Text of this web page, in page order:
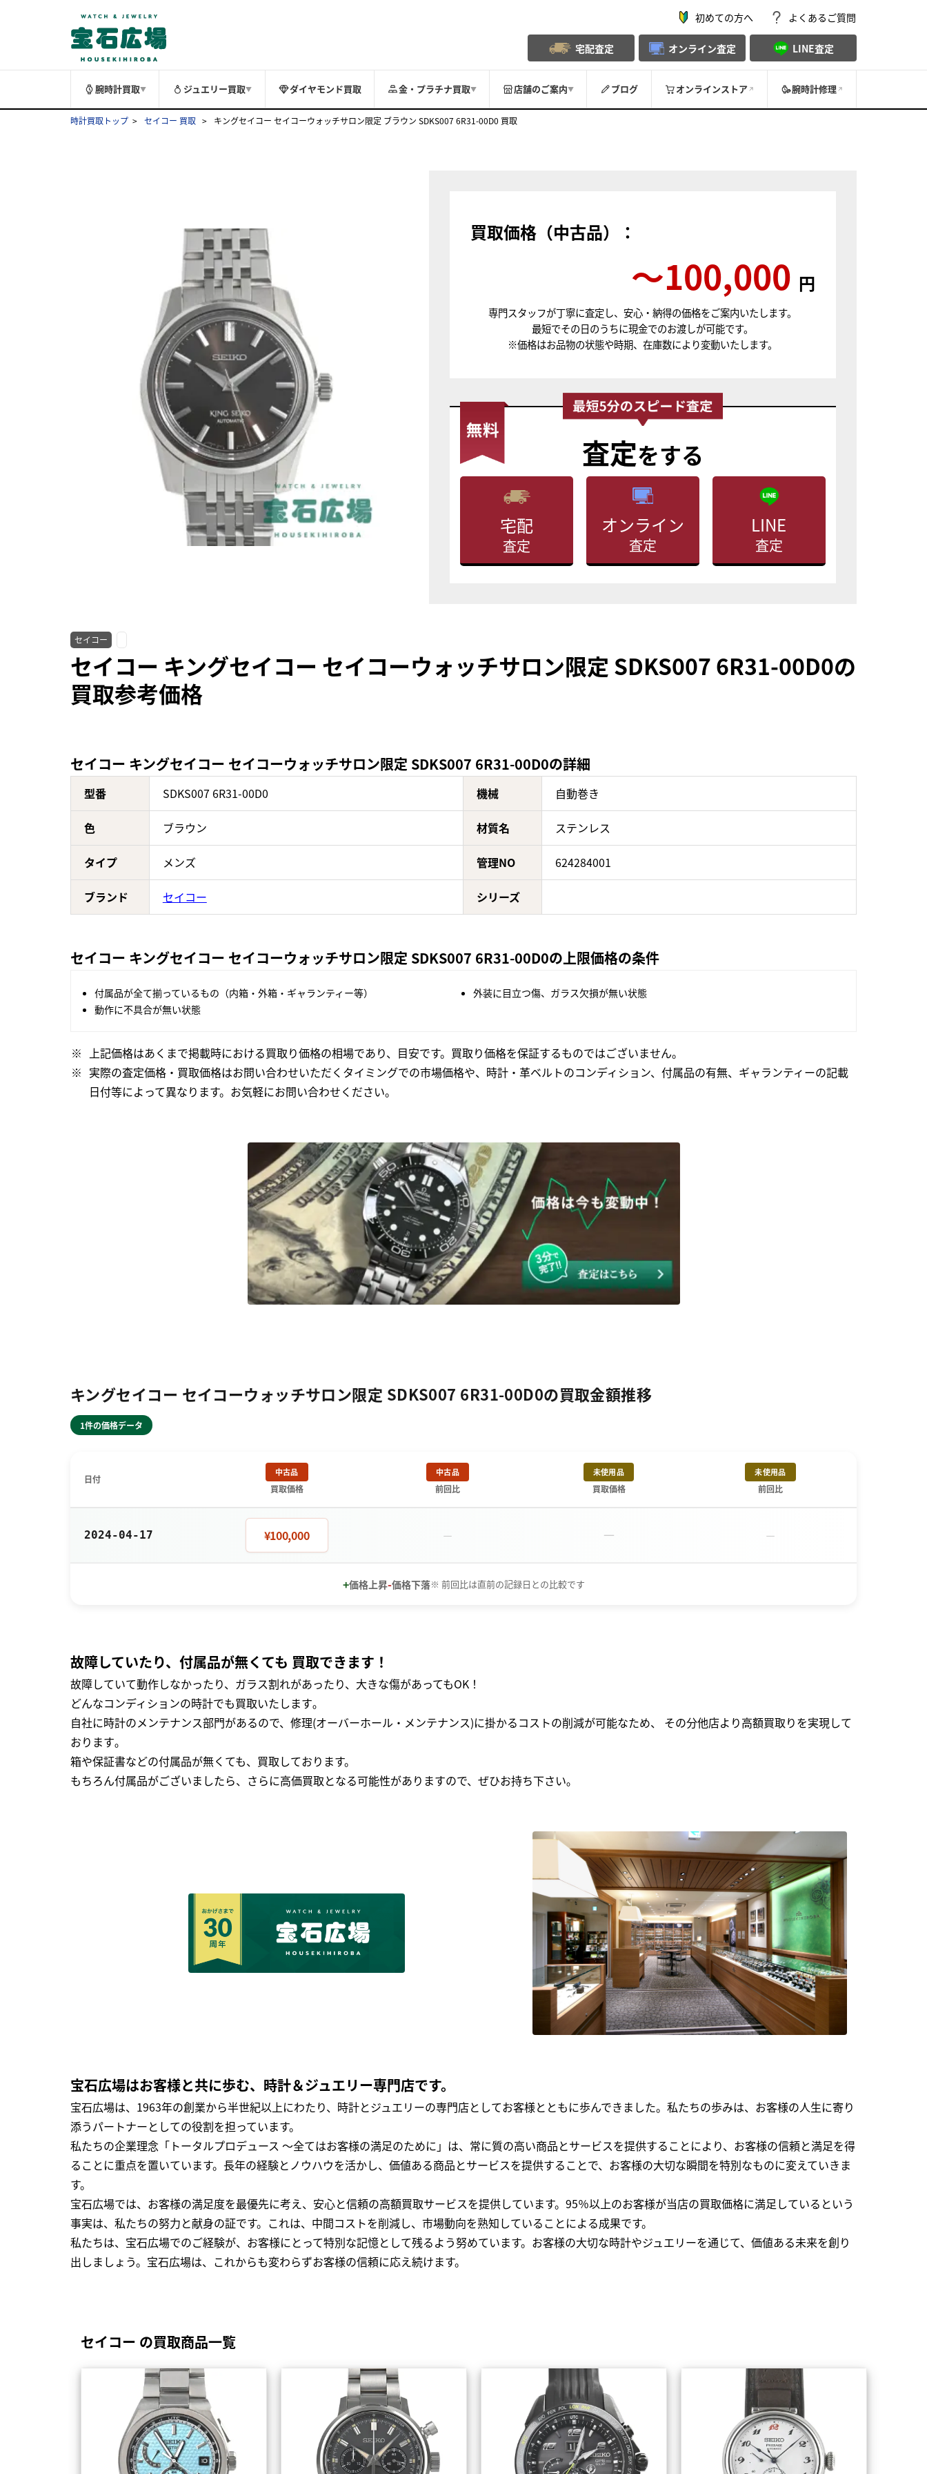
初めての方へ よくあるご質問
宅配査定 オンライン査定 LINE査定
腕時計買取▼ ジュエリー買取▼ ダイヤモンド買取 金・プラチナ買取▼ 店舗のご案内▼ ブログ オンラインストア 腕時計修理
時計買取トップ セイコー 買取 キングセイコー セイコーウォッチサロン限定 ブラウン SDKS007 6R31-00D0 買取
買取価格（中古品）：
〜100,000 円
専門スタッフが丁寧に査定し、安心・納得の価格をご案内いたします。
最短でその日のうちに現金でのお渡しが可能です。
※価格はお品物の状態や時期、在庫数により変動いたします。
査定をする
宅配
査定
オンライン
査定
LINE
査定
セイコー
セイコー キングセイコー セイコーウォッチサロン限定 SDKS007 6R31-00D0の
買取参考価格
セイコー キングセイコー セイコーウォッチサロン限定 SDKS007 6R31-00D0の詳細
型番 SDKS007 6R31-00D0 機械 自動巻き
色 ブラウン 材質名 ステンレス
タイプ メンズ 管理NO 624284001
ブランド セイコー シリーズ
セイコー キングセイコー セイコーウォッチサロン限定 SDKS007 6R31-00D0の上限価格の条件
付属品が全て揃っているもの（内箱・外箱・ギャランティー等）
外装に目立つ傷、ガラス欠損が無い状態
動作に不具合が無い状態
上記価格はあくまで掲載時における買取り価格の相場であり、目安です。買取り価格を保証するものではございません。
実際の査定価格・買取価格はお問い合わせいただくタイミングでの市場価格や、時計・革ベルトのコンディション、付属品の有無、ギャランティーの記載
日付等によって異なります。お気軽にお問い合わせください。
キングセイコー セイコーウォッチサロン限定 SDKS007 6R31-00D0の買取金額推移
1件の価格データ
日付
中古品
買取価格
中古品
前回比
未使用品
買取価格
未使用品
前回比
2024-04-17 ¥100,000 － － －
+価格上昇-価格下落※ 前回比は直前の記録日との比較です
故障していたり、付属品が無くても 買取できます！
故障していて動作しなかったり、ガラス割れがあったり、大きな傷があってもOK！
どんなコンディションの時計でも買取いたします｡
自社に時計のメンテナンス部門があるので、修理(オーバーホール・メンテナンス)に掛かるコストの削減が可能なため、 その分他店より高額買取りを実現して
おります｡
箱や保証書などの付属品が無くても、買取しております。
もちろん付属品がございましたら、さらに高価買取となる可能性がありますので、ぜひお持ち下さい｡
宝石広場はお客様と共に歩む、時計＆ジュエリー専門店です。
宝石広場は、1963年の創業から半世紀以上にわたり、時計とジュエリーの専門店としてお客様とともに歩んできました。私たちの歩みは、お客様の人生に寄り
添うパートナーとしての役割を担っています。
私たちの企業理念「トータルプロデュース ～全てはお客様の満足のために」は、常に質の高い商品とサービスを提供することにより、お客様の信頼と満足を得
ることに重点を置いています。長年の経験とノウハウを活かし、価値ある商品とサービスを提供することで、お客様の大切な瞬間を特別なものに変えていきま
す。
宝石広場では、お客様の満足度を最優先に考え、安心と信頼の高額買取サービスを提供しています。95％以上のお客様が当店の買取価格に満足しているという
事実は、私たちの努力と献身の証です。これは、中間コストを削減し、市場動向を熟知していることによる成果です。
私たちは、宝石広場でのご経験が、お客様にとって特別な記憶として残るよう努めています。お客様の大切な時計やジュエリーを通じて、価値ある未来を創り
出しましょう。宝石広場は、これからも変わらずお客様の信頼に応え続けます。
セイコー の買取商品一覧